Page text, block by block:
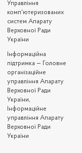
Управління
комп'ютеризованих
систем Апарату
Верховної Ради
України
Iнформаційна
підтримка — Головне
організаційне
управління Апарату
Верховної Ради
України,
Інформаційне
управління Апарату
Верховної Ради
України